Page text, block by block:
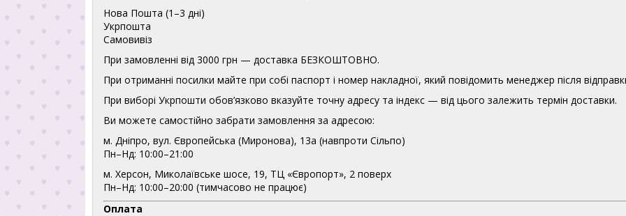
Нова Пошта (1–3 дні)
Укрпошта
Самовивіз
При замовленні від 3000 грн — доставка БЕЗКОШТОВНО.
При отриманні посилки майте при собі паспорт і номер накладної, який повідомить менеджер після
При виборі Укрпошти обов’язково вказуйте точну адресу та індекс — від цього залежить термін доставки.
Ви можете самостійно забрати замовлення за адресою:
м. Дніпро, вул. Європейська (Миронова), 13а (навпроти Сільпо)
Пн–Нд: 10:00–21:00
м. Херсон, Миколаївське шосе, 19, ТЦ «Європорт», 2 поверх
Пн–Нд: 10:00–20:00 (тимчасово не працює)
Оплата